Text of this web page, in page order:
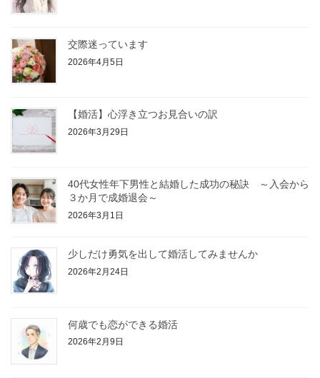
交際迷っています
2026年4月5日
【婚活】心浮き立つお見合いの訳
2026年3月29日
40代女性年下男性と結婚した成功の秘訣 ～入会から
３か月で成婚退会～
2026年3月1日
少しだけ勇気を出して婚活してみませんか
2026年2月24日
何歳でも恋ができる婚活
2026年2月9日